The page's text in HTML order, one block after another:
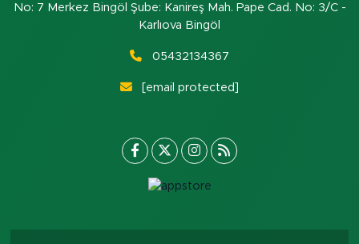
No: 7 Merkez Bingöl Şube: Kanireş Mah. Pape Cad. No: 3/C -
Karlıova Bingöl
05432134367
[email protected]